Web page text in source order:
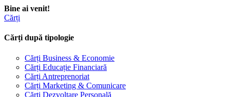
Bine ai venit!
Cărți
Cărți după tipologie
Cărți Business & Economie
Cărți Educație Financiară
Cărți Antreprenoriat
Cărți Marketing & Comunicare
Cărți Dezvoltare Personală